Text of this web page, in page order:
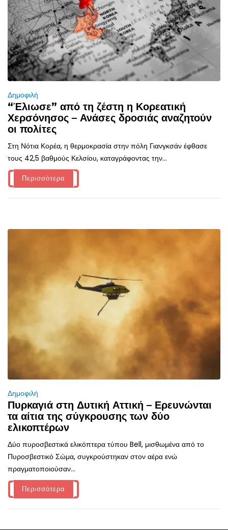
Δημοφιλή
“Έλιωσε” από τη ζέστη η Κορεατική
Χερσόνησος – Ανάσες δροσιάς αναζητούν
οι πολίτες
Στη Νότια Κορέα, η θερμοκρασία στην πόλη Γιανγκσάν έφθασε
τους 42,5 βαθμούς Κελσίου, καταγράφοντας την...
Περισσότερα
Δημοφιλή
Πυρκαγιά στη Δυτική Αττική – Ερευνώνται
τα αίτια της σύγκρουσης των δύο
ελικοπτέρων
Δύο πυροσβεστικά ελικόπτερα τύπου Bell, μισθωμένα από το
Πυροσβεστικό Σώμα, συγκρούστηκαν στον αέρα ενώ
πραγματοποιούσαν...
Περισσότερα